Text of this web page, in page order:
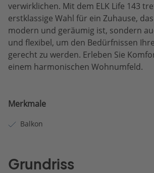
verwirklichen. Mit dem ELK Life 143
erstklassige Wahl für ein Zuhause,
modern und geräumig ist, sondern
und flexibel, um den Bedürfnissen
gerecht zu werden. Erleben Sie
einem harmonischen Wohnumfeld.
Merkmale
Balkon
Grundriss